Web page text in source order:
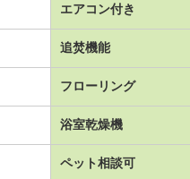
エアコン付き
追焚機能
フローリング
浴室乾燥機
ペット相談可